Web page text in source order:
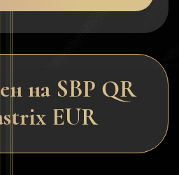
на SBP QR
EUR